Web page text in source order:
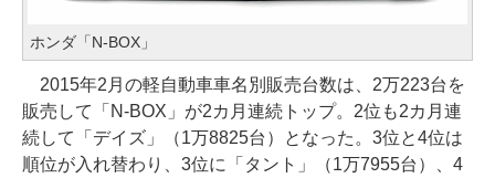
ホンダ「N-BOX」
2015年2月の軽自動車車名別販売台数は、2万223台を
販売して「N-BOX」が2カ月連続トップ。2位も2カ月連
続して「デイズ」（1万8825台）となった。3位と4位は
順位が入れ替わり、3位に「タント」（1万7955台）、4